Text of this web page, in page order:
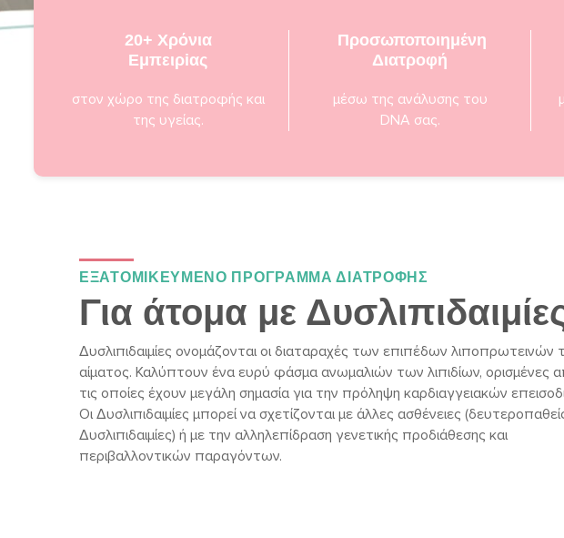
20+ Χρόνια
Εμπειρiας
στον χώρο της διατροφής και
της υγείας.
Προσωποποιημένη
Διατροφή
μέσω της ανάλυσης του
DNA σας.
ΕΞΑΤΟΜΙΚΕΥΜΕΝΟ ΠΡΟΓΡΑΜΜΑ ΔΙΑΤΡΟΦΗΣ
Για άτομα με
Δυσλιπιδαιμίες ονομάζονται οι διαταραχές των επιπέδων λιποπρωτεινών
αίματος. Καλύπτουν ένα ευρύ φάσμα ανωμαλιών των λιπιδίων, ορισμένες
τις οποίες έχουν μεγάλη σημασία για την πρόληψη καρδιαγγειακών
Οι Δυσλιπιδαιμίες μπορεί να σχετίζονται με άλλες ασθένειες
Δυσλιπιδαιμίες) ή με την αλληλεπίδραση γενετικής προδιάθεσης και
περιβαλλοντικών παραγόντων.